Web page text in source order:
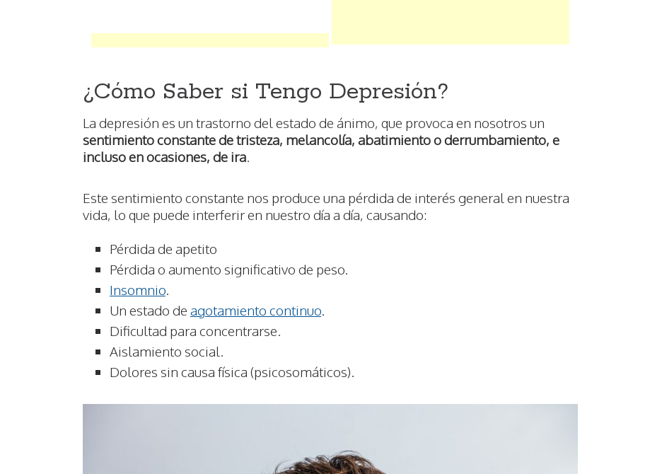
¿Cómo Saber si Tengo Depresión?
La depresión es un trastorno del estado de ánimo, que provoca en nosotros un
sentimiento constante de tristeza, melancolía, abatimiento o derrumbamiento, e
incluso en ocasiones, de ira
Este sentimiento constante nos produce una pérdida de interés general en nuestra
vida, lo que puede interferir en nuestro día a día, causando:
Pérdida de apetito
Pérdida o aumento significativo de peso.
Insomnio.
Un estado de agotamiento continuo.
Dificultad para concentrarse.
Aislamiento social.
Dolores sin causa física (psicosomáticos).